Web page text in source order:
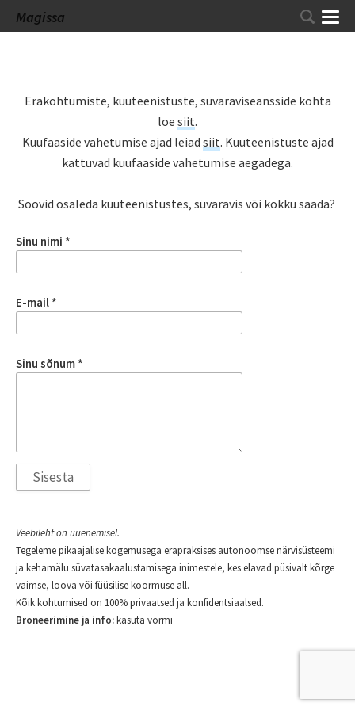
Magissa
Erakohtumiste, kuuteenistuste, süvaraviseansside kohta
loe siit.
Kuufaaside vahetumise ajad leiad siit. Kuuteenistuste ajad
kattuvad kuufaaside vahetumise aegadega.
Soovid osaleda kuuteenistustes, süvaravis või kokku saada?
Sinu nimi
E-mail
Sinu sõnum
Veebileht on uuenemisel.
Tegeleme pikaajalise kogemusega erapraksises autonoomse närvisüsteemi
ja kehamälu süvatasakaalustamisega inimestele, kes elavad püsivalt kõrge
vaimse, loova või füüsilise koormuse all.
Kõik kohtumised on 100% privaatsed ja konfidentsiaalsed.
Broneerimine ja info:kasuta vormi